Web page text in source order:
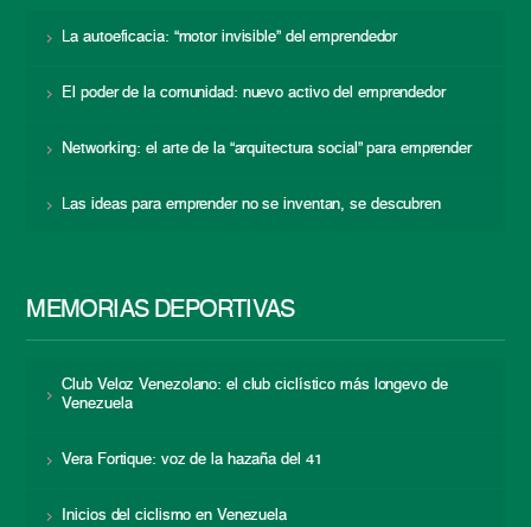
La autoeficacia: “motor invisible” del emprendedor
El poder de la comunidad: nuevo activo del emprendedor
Networking: el arte de la “arquitectura social” para emprender
Las ideas para emprender no se inventan, se descubren
MEMORIAS DEPORTIVAS
Club Veloz Venezolano: el club ciclístico más longevo de
Venezuela
Vera Fortique: voz de la hazaña del 41
Inicios del ciclismo en Venezuela